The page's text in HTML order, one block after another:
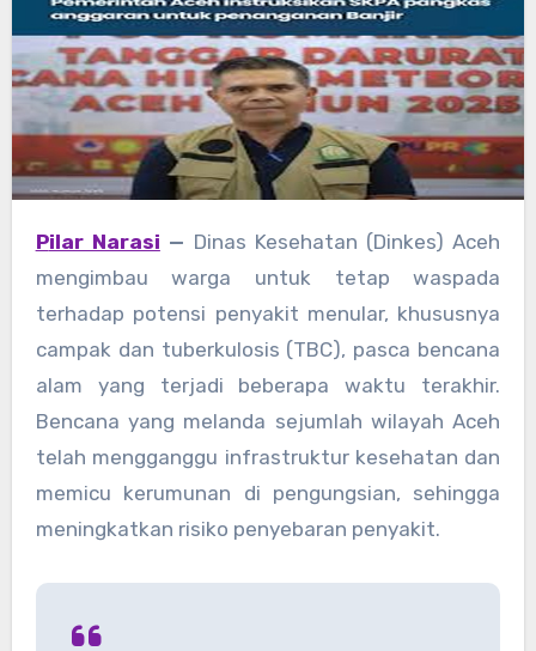
Pilar Narasi — Dinas Kesehatan (Dinkes) Aceh
mengimbau warga untuk tetap waspada
terhadap potensi penyakit menular, khususnya
campak dan tuberkulosis (TBC), pasca bencana
alam yang terjadi beberapa waktu terakhir.
Bencana yang melanda sejumlah wilayah Aceh
telah mengganggu infrastruktur kesehatan dan
memicu kerumunan di pengungsian, sehingga
meningkatkan risiko penyebaran penyakit.